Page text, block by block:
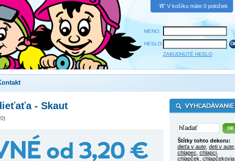
V košíku máte 0 položiek
MENO:
HESLO:
ZABUDNUTÉ HESLO
- Skaut
Štítky tohto dekoru:
dieťa v aute, deti v aute,
chlapec chlapci,
chlapček chlapčekovia,